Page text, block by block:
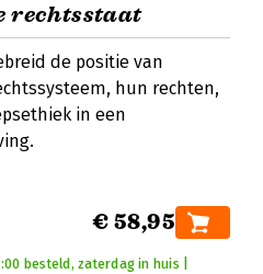
rechtsstaat
de positie van
hun rechten,
in een
€ 58,95
besteld, zaterdag in huis |